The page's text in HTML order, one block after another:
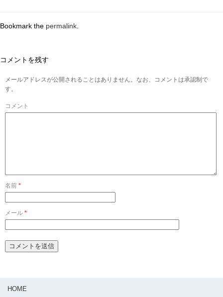
Bookmark the permalink
コメントを残す
メールアドレスが公開されることはありません。なお、コメントは承認制で
す。
コメント
名前 *
メール *
HOME